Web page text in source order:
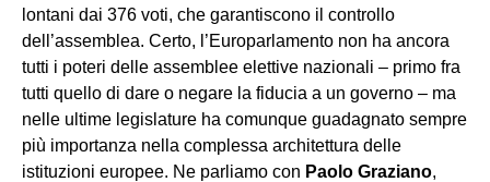
lontani dai 376 voti, che garantiscono il controllo
dell’assemblea. Certo, l’Europarlamento non ha ancora
tutti i poteri delle assemblee elettive nazionali – primo fra
tutti quello di dare o negare la fiducia a un governo – ma
nelle ultime legislature ha comunque guadagnato sempre
più importanza nella complessa architettura delle
istituzioni europee. Ne parliamo con Paolo Graziano,